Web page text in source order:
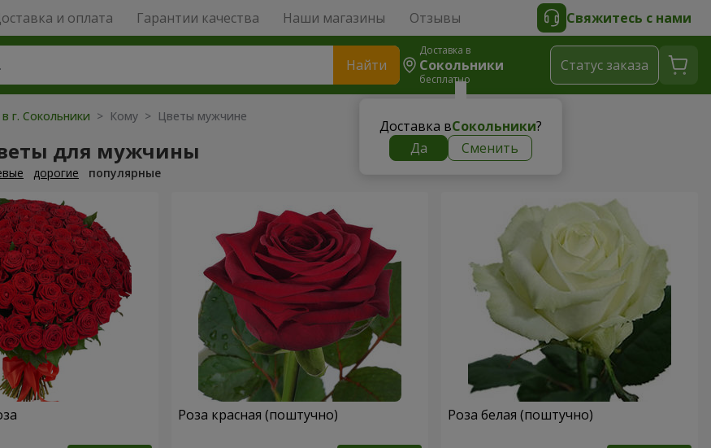
и оплата Гарантии качества Наши магазины Отзывы Свяжитесь с нами
Найти
Доставка в
Сокольники
бесплатно
Доставка вСокольники?
Да
Сменить
Cтатус заказа
г. Сокольники > Кому > Цветы мужчине
для мужчины
дорогие популярные
Роза красная (поштучно) Роза белая (поштучно)